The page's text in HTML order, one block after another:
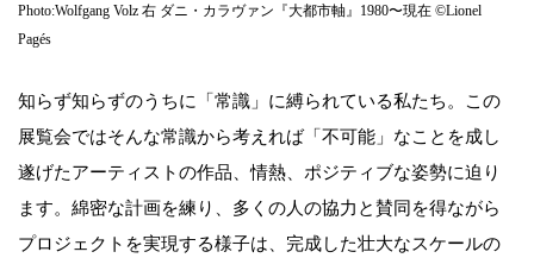
Photo:Wolfgang Volz 右 ダニ・カラヴァン『大都市軸』1980〜現在 ©︎Lionel
Pagés
知らず知らずのうちに「常識」に縛られている私たち。この
展覧会ではそんな常識から考えれば「不可能」なことを成し
遂げたアーティストの作品、情熱、ポジティブな姿勢に迫り
ます。綿密な計画を練り、多くの人の協力と賛同を得ながら
プロジェクトを実現する様子は、完成した壮大なスケールの